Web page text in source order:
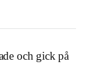
och gick på